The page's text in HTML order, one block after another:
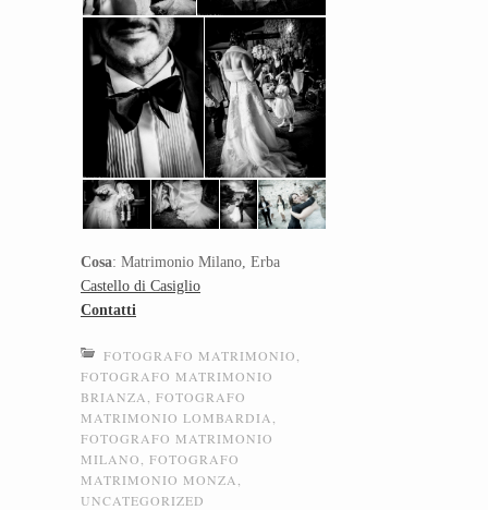
Cosa: Matrimonio Milano, Erba
Castello di Casiglio
Contatti
FOTOGRAFO MATRIMONIO
FOTOGRAFO MATRIMONIO
BRIANZA
FOTOGRAFO
MATRIMONIO LOMBARDIA
FOTOGRAFO MATRIMONIO
MILANO
FOTOGRAFO
MATRIMONIO MONZA
UNCATEGORIZED